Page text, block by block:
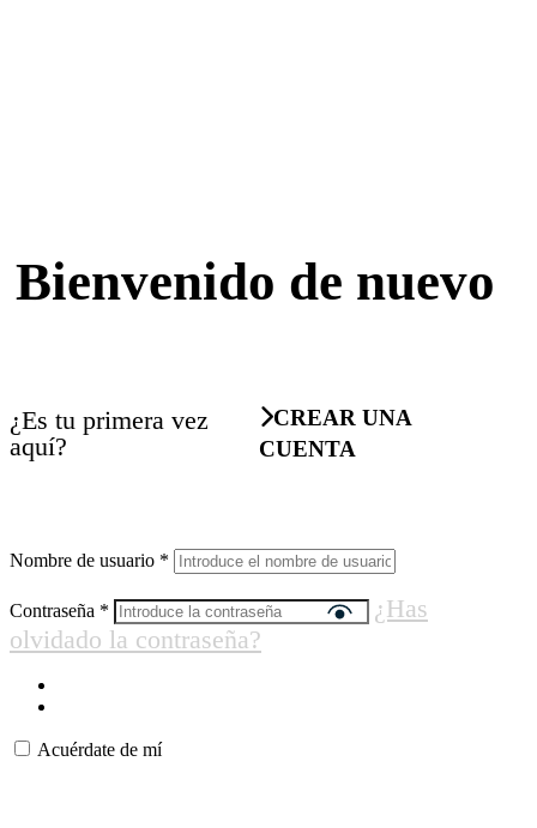
Bienvenido de nuevo
¿Es tu primera vez
aquí?
CREAR UNA
CUENTA
Nombre de usuario *
Contraseña *
¿Has
olvidado la contraseña?
Acuérdate de mí